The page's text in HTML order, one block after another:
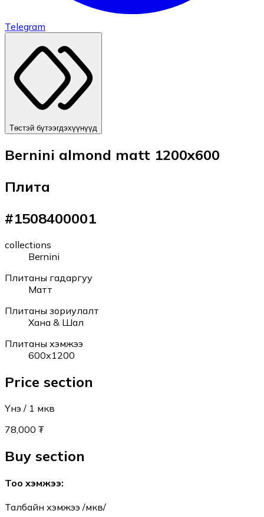
Telegram
Төстэй бүтээгдэхүүнүүд
Bernini almond matt 1200x600
Плита
#1508400001
collections
Bernini
Плитаны гадаргуу
Матт
Плитаны зориулалт
Хана & Шал
Плитаны хэмжээ
600x1200
Price section
Үнэ / 1 мкв
78,000 ₮
Buy section
Тоо хэмжээ:
Талбайн хэмжээ /мкв/